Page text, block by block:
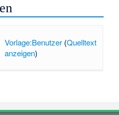
Vorlage:Benutzer(Quelltext
anzeigen)